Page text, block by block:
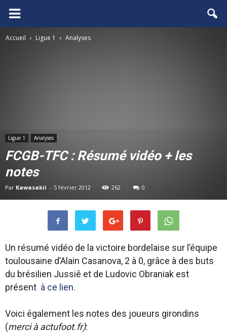
FCGB.net
Accueil Ligue 1 Analyses
Ligue 1 Analyses
FCGB-TFC : Résumé vidéo + les
notes
Par Kawasakii - 5 février 2012 262 0
Un résumé vidéo de la victoire bordelaise sur l’équipe
toulousaine d’Alain Casanova, 2 à 0, grâce à des buts
du brésilien Jussiê et de Ludovic Obraniak est
présent à ce lien.
Voici également les notes des joueurs girondins
(merci à actufoot.fr):